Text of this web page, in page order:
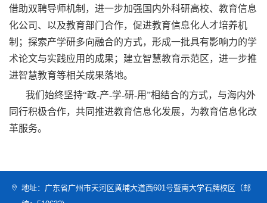
借助双聘导师机制，进一步加强国内外科研高校、教育信息
化公司、以及教育部门合作，促进教育信息化人才培养机
制；探索产学研多向融合的方式，形成一批具有影响力的学
术论文与实践应用的成果；建立智慧教育示范区，进一步推
进智慧教育等相关成果落地。
我们始终坚持“政-产-学-研-用”相结合的方式，与海内外
同行积极合作，共同推进教育信息化发展，为教育信息化改
革服务。
地址：广东省广州市天河区黄埔大道西601号暨南大学石牌校区（邮